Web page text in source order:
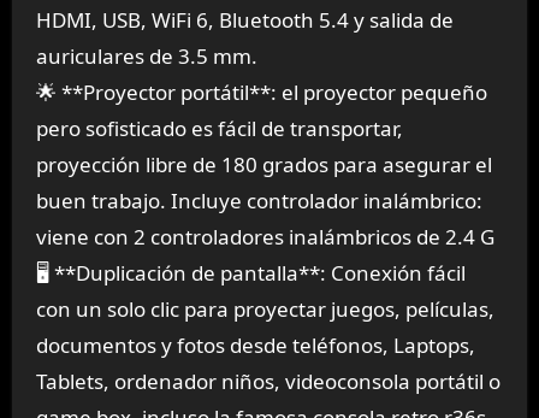
HDMI, USB, WiFi 6, Bluetooth 5.4 y salida de
auriculares de 3.5 mm.
🌟 **Proyector portátil**: el proyector pequeño
pero sofisticado es fácil de transportar,
proyección libre de 180 grados para asegurar el
buen trabajo. Incluye controlador inalámbrico:
viene con 2 controladores inalámbricos de 2.4 G
🖥️ **Duplicación de pantalla**: Conexión fácil
con un solo clic para proyectar juegos, películas,
documentos y fotos desde teléfonos, Laptops,
Tablets, ordenador niños, videoconsola portátil o